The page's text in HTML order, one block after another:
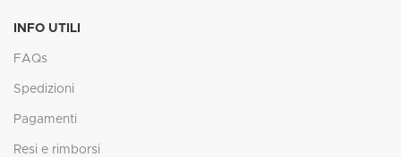
INFO UTILI
FAQs
Spedizioni
Pagamenti
Resi e rimborsi